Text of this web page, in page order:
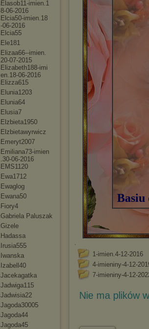
Elasob11-imien.1
8-06-2016
Elcia50-imien.18
-06-2016
Elcia55
Ele181
Elizaa66--imien.
20-07-2015
Elizabeth188-imi
en.18-06-2016
Elizza615
Elunia1203
Elunia64
Elusia7
Elzbieta1950
Elzbietawyrwicz
Emeryt2007
Emiliana73-imien
.30-06-2016
EMS1120
Ewa1712
Ewaglog
Ewana50
Fiory4
Gabriela Paluszak
Gizele
Hadassa
Irusia555
Iwanska
Izabell40
Jacekagatka
Jadwiga115
Jadwisia22
Jagoda30005
Jagoda44
Jagoda45
1-imien.4-12-2016
4-imieniny-4-12-
7-imieniny-4-12-
Nie ma plików